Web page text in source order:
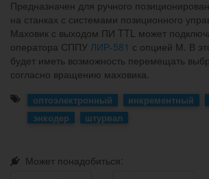
Предназначен для ручного
на станках с системами позиционного
Маховик с выходом ПИ TTL может
оператора СППУ ЛИР-581 с опцией М. В
будет иметь возможность перемещать
согласно вращению маховика.
оптоэлектронный инкрементный
энкодер
штурвал
Может понадобиться: